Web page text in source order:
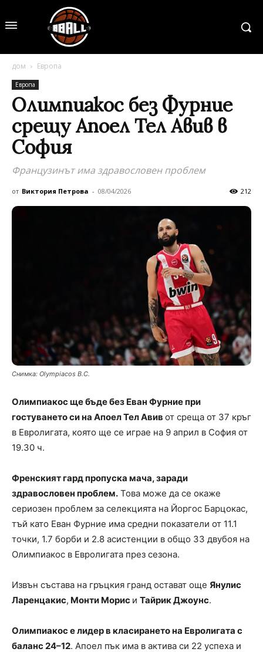
дом Европа
Европа
Олимпиакос без Фурние
срещу Апоел Тел Авив в
София
Французинът има здравословен проблем
от Виктория Петрова - 08/04/2026 212
Снимка: Olympiacos B.C.
Олимпиакос ще бъде без Еван Фурние при
гостуването си на Апоел Тел Авив от среща от 37 кръг
в Евролигата, която ще се играе на 9 април в София от
19.30 ч.
Френският гард пропуска мача, заради
здравословен проблем. Това може да се окаже
сериозен проблем за селекцията на Йоргос Барцокас,
тъй като Еван Фурние има средни показатели от 11.1
точки, 1.7 борби и 2.8 асистенции в общо 33 двубоя на
Олимпиакос в Евролигата през сезона.
Извън състава на гръцкия гранд остават още Янулис
Ларенцакис, Монти Морис и Тайрик Джоунс.
Олимпиакос е лидер в класирането на Евролигата с
баланс 24–12. Апоел пък има в актива си 22 успеха и